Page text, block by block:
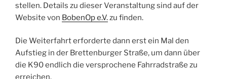
stellen. Details zu dieser Veranstaltung sind auf der
Website von BobenOp e.V.zu finden.
Die Weiterfahrt erforderte dann erst ein Mal den
Aufstieg in der Brettenburger Straße, um dann über
die K90 endlich die versprochene Fahrradstraße zu